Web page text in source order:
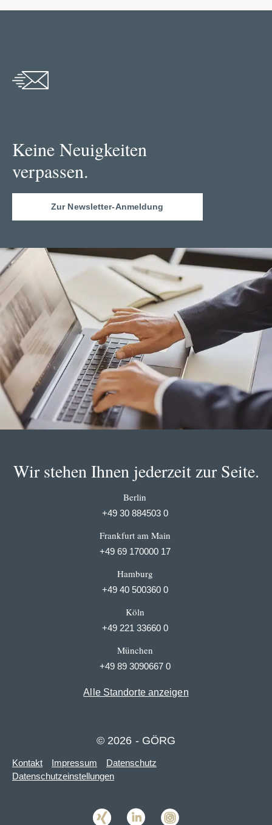
Keine Neuigkeiten
verpassen.
Zur Newsletter-Anmeldung
Wir stehen Ihnen jederzeit zur Seite.
Berlin
+49 30 884503 0
Frankfurt am Main
+49 69 170000 17
Hamburg
+49 40 500360 0
Köln
+49 221 33660 0
München
+49 89 3090667 0
Alle Standorte anzeigen
© 2026 - GÖRG
Kontakt Impressum
Datenschutz
Datenschutzeinstellungen